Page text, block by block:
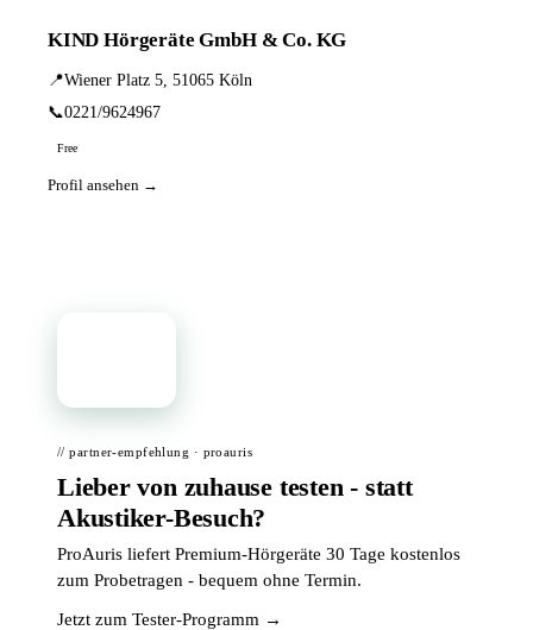
KIND Hörgeräte GmbH & Co. KG
📍Wiener Platz 5, 51065 Köln
📞0221/9624967
Free
Profil ansehen →
// partner-empfehlung · proauris
Lieber von zuhause testen - statt
Akustiker-Besuch?
ProAuris liefert Premium-Hörgeräte 30 Tage kostenlos
zum Probetragen - bequem ohne Termin.
Jetzt zum Tester-Programm →